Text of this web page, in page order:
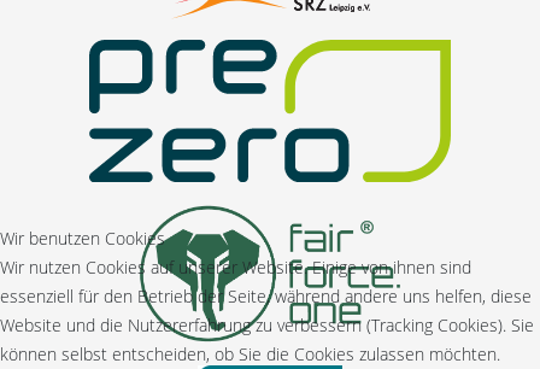
Wir benutzen Cookies
Wir nutzen Cookies auf unserer Website. Einige von ihnen sind
essenziell für den Betrieb der Seite, während andere uns helfen, diese
Website und die Nutzererfahrung zu verbessern (Tracking Cookies). Sie
können selbst entscheiden, ob Sie die Cookies zulassen möchten.